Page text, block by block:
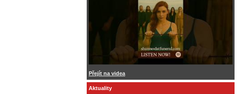
Přejít na videa
Aktuality